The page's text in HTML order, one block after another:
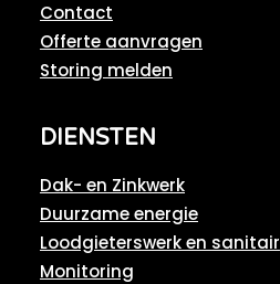
Contact
Offerte aanvragen
Storing melden
DIENSTEN
Dak- en Zinkwerk
Duurzame energie
Loodgieterswerk en sanitair
Monitoring